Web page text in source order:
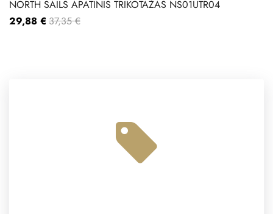
NORTH SAILS APATINIS TRIKOTAŽAS NS01UTR04
29,88 € 37,35 €